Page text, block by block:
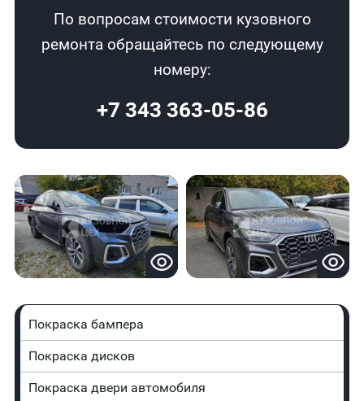
По вопросам стоимости кузовного
ремонта обращайтесь по следующему
номеру:
+7 343 363-05-86
Покраска бампера
Покраска дисков
Покраска двери автомобиля